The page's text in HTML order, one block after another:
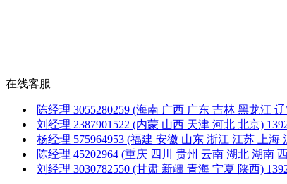
在线客服
陈经理 3055280259 (海南 广西 广东 吉林 黑龙江
刘经理 2387901522 (内蒙 山西 天津 河北 北京)
杨经理 575964953 (福建 安徽 山东 浙江 江苏 上海
陈经理 45202964 (重庆 四川 贵州 云南 湖北 湖南
刘经理 3030782550 (甘肃 新疆 青海 宁夏 陕西)